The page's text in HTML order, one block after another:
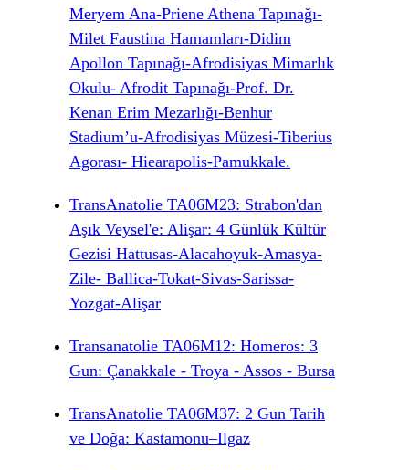
Meryem Ana-Priene Athena Tapınağı-
Milet Faustina Hamamları-Didim
Apollon Tapınağı-Afrodisiyas Mimarlık
Okulu- Afrodit Tapınağı-Prof. Dr.
Kenan Erim Mezarlığı-Benhur
Stadium’u-Afrodisiyas Müzesi-Tiberius
Agorası- Hiearapolis-Pamukkale.
TransAnatolie TA06M23: Strabon'dan
Aşık Veysel'e: Alişar: 4 Günlük Kültür
Gezisi Hattusas-Alacahoyuk-Amasya-
Zile- Ballica-Tokat-Sivas-Sarissa-
Yozgat-Alişar
Transanatolie TA06M12: Homeros: 3
Gun: Çanakkale - Troya - Assos - Bursa
TransAnatolie TA06M37: 2 Gun Tarih
ve Doğa: Kastamonu–Ilgaz